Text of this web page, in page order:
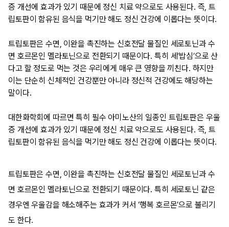
증 개선에 효과가 있기 때문에 정신 치료 약으로도 사용된다. 즉, 트
립토판이 함유된 음식을 먹기만 해도 정신 건강에 이롭다는 뜻이다.
트립토판은 수면, 이완을 촉진하는 신호전달 물질인 세로토닌과 수
면 호르몬인 멜라토닌으로 전환되기 때문이다. 특히 세‘밥심’으로 산
다고 할 정도로 먹는 것은 우리에게 매우 큰 영향을 끼친다. 하지만
이는 단순히 신체적인 건강뿐만 아니라 정신적 건강에도 해당하는
말이다.
대한화학회에 따르면 특히 필수 아미노산의 일종인 트립토판은 우울
증 개선에 효과가 있기 때문에 정신 치료 약으로도 사용된다. 즉, 트
립토판이 함유된 음식을 먹기만 해도 정신 건강에 이롭다는 뜻이다.
트립토판은 수면, 이완을 촉진하는 신호전달 물질인 세로토닌과 수
면 호르몬인 멜라토닌으로 전환되기 때문이다. 특히 세로토닌 같은
경우엔 우울감을 해소해주는 효과가 커서 ‘행복 호르몬’으로 불리기
도 한다.